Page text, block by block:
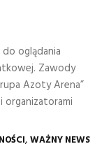
oglądania
Zawody
Azoty Arena”
organizatorami
,WAŻNY NEWS